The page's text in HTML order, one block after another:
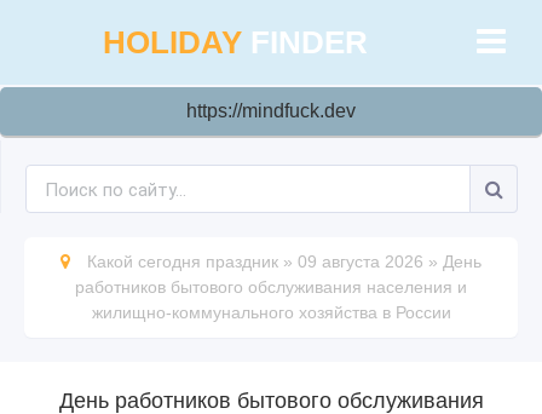
HOLIDAY FINDER
https://mindfuck.dev
Какой сегодня праздник » 09 августа 2026 » День
работников бытового обслуживания населения и
жилищно-коммунального хозяйства в России
День работников бытового обслуживания